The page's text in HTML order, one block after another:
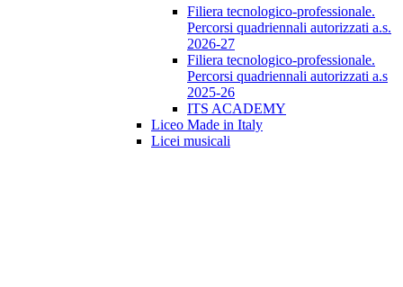
Filiera tecnologico-professionale.
Percorsi quadriennali autorizzati a.s.
2026-27
Filiera tecnologico-professionale.
Percorsi quadriennali autorizzati a.s
2025-26
ITS ACADEMY
Liceo Made in Italy
Licei musicali